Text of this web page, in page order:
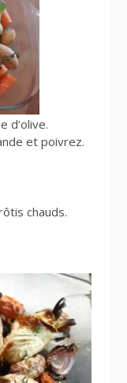
d’olive.
et poivrez.
chauds.